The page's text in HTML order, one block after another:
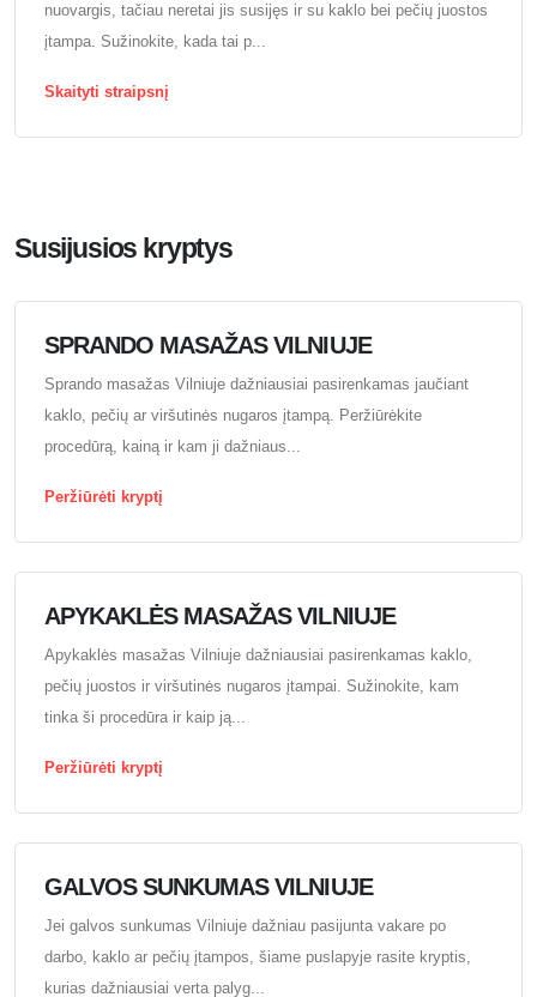
nuovargis, tačiau neretai jis susijęs ir su kaklo bei pečių juostos
įtampa. Sužinokite, kada tai p...
Skaityti straipsnį
Susijusios kryptys
SPRANDO MASAŽAS VILNIUJE
Sprando masažas Vilniuje dažniausiai pasirenkamas jaučiant
kaklo, pečių ar viršutinės nugaros įtampą. Peržiūrėkite
procedūrą, kainą ir kam ji dažniaus...
Peržiūrėti kryptį
APYKAKLĖS MASAŽAS VILNIUJE
Apykaklės masažas Vilniuje dažniausiai pasirenkamas kaklo,
pečių juostos ir viršutinės nugaros įtampai. Sužinokite, kam
tinka ši procedūra ir kaip ją...
Peržiūrėti kryptį
GALVOS SUNKUMAS VILNIUJE
Jei galvos sunkumas Vilniuje dažniau pasijunta vakare po
darbo, kaklo ar pečių įtampos, šiame puslapyje rasite kryptis,
kurias dažniausiai verta palyg...